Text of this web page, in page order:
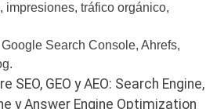
impresiones, tráfico orgánico,
Search Console, Ahrefs,